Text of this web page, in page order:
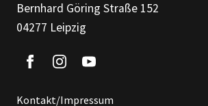
Bernhard Göring Straße 152
04277 Leipzig
Kontakt/Impressum